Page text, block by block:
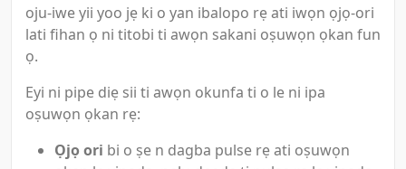
oju-iwe yii yoo jẹ ki o yan ibalopo rẹ ati iwọn ọjọ-ori
lati fihan ọ ni titobi ti awọn sakani oṣuwọn ọkan fun
ọ.
Eyi ni pipe diẹ sii ti awọn okunfa ti o le ni ipa
oṣuwọn ọkan rẹ:
Ọjọ ori bi o ṣe n dagba pulse rẹ ati oṣuwọn